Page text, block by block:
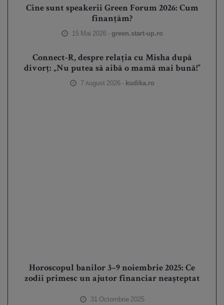
Cine sunt speakerii Green Forum 2026: Cum
finanțăm?
15 Mai 2026 - green.start-up.ro
Connect-R, despre relația cu Misha după
divorț: „Nu putea să aibă o mamă mai bună!”
7 August 2026 - kudika.ro
Horoscopul banilor 3–9 noiembrie 2025: Ce
zodii primesc un ajutor financiar neașteptat
31 Octombrie 2025